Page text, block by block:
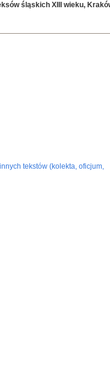
śląskich XIII wieku,
tekstów (kolekta, oficjum,